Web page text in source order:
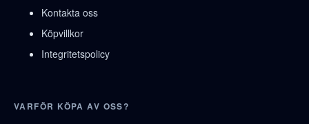
Kontakta oss
Köpvillkor
Integritetspolicy
VARFÖR KÖPA AV OSS?